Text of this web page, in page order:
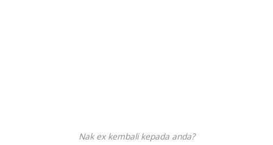
Nak ex kembali kepada anda?